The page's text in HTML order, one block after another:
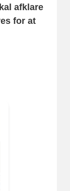
afklare
for at